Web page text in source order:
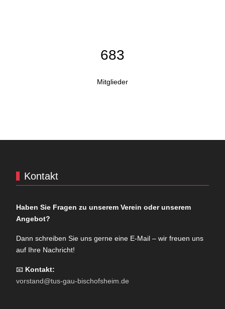
683
Mitglieder
Kontakt
Haben Sie Fragen zu unserem Verein oder unserem
Angebot?
Dann schreiben Sie uns gerne eine E-Mail – wir freuen uns
auf Ihre Nachricht!
📧 Kontakt:
vorstand@tus-gau-bischofsheim.de